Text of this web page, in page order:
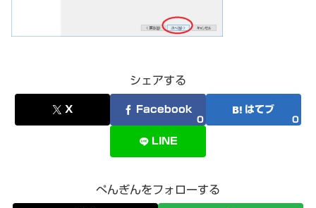
シェアする
X Facebook
0
はてブ
0
LINE
ぺんぎんをフォローする